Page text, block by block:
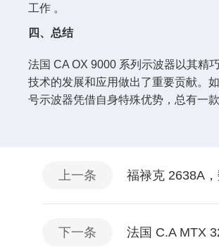
工作 。
四、总结
法国 CA OX 9000 系列示波器以其精
技术的发展和应用做出了重要贡献。
号示波器凭借自身特殊优势，总有一
上一条 福禄克 2638A，
下一条 法国 C.A MTX